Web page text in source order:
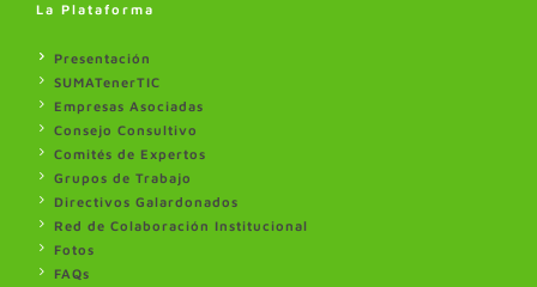
La Plataforma
Presentación
SUMATenerTIC
Empresas Asociadas
Consejo Consultivo
Comités de Expertos
Grupos de Trabajo
Directivos Galardonados
Red de Colaboración Institucional
Fotos
FAQs